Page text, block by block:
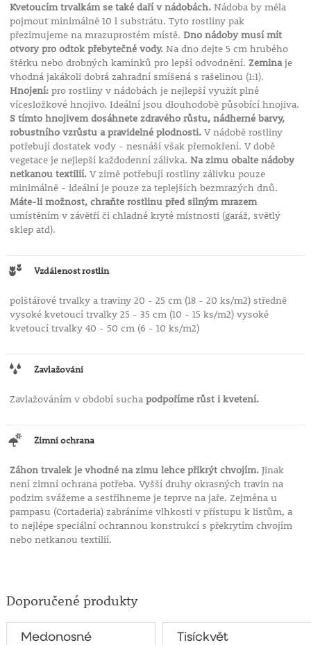
Kvetoucím trvalkám se také daří v nádobách.Nádoba by měla
pojmout minimálně 10 l substrátu. Tyto rostliny pak
přezimujeme na mrazuprostém místě. Dno nádoby musí mít
otvory pro odtok přebytečné vody.Na dno dejte 5 cm hrubého
štěrku nebo drobných kamínků pro lepší odvodnění. Zeminaje
vhodná jakákoli dobrá zahradní smíšená s rašelinou (1:1).
Hnojení:pro rostliny v nádobách je nejlepší využít plné
vícesložkové hnojivo. Ideální jsou dlouhodobě působící hnojiva.
S tímto hnojivem dosáhnete zdravého růstu, nádherné barvy,
robustního vzrůstu a pravidelné plodnosti.V nádobě rostliny
potřebují dostatek vody - nesnáší však přemokření. V době
vegetace je nejlepší každodenní zálivka. Na zimu obalte nádoby
netkanou textilií.V zimě potřebují rostliny zálivku pouze
minimálně - ideální je pouze za teplejších bezmrazých dnů.
Máte-li možnost, chraňte rostlinu před silným mrazem
umístěním v závětří či chladné kryté místnosti (garáž, světlý
sklep atd).
Vzdálenost rostlin
polštářové trvalky a traviny 20 - 25 cm (18 - 20 ks/m2) středně
vysoké kvetoucí trvalky 25 - 35 cm (10 - 15 ks/m2) vysoké
kvetoucí trvalky 40 - 50 cm (6 - 10 ks/m2)
Zavlažování
Zavlažováním v období sucha podpoříme růst i kvetení.
Zimní ochrana
Záhon trvalek je vhodné na zimu lehce přikrýt chvojím.Jinak
není zimní ochrana potřeba. Vyšší druhy okrasných travin na
podzim svážeme a sestřihneme je teprve na jaře. Zejména u
pampasu (Cortaderia) zabráníme vlhkosti v přístupu k listům, a
to nejlépe speciální ochrannou konstrukcí s překrytím chvojím
nebo netkanou textilií.
Doporučené produkty
Medonosné
Tisíckvět